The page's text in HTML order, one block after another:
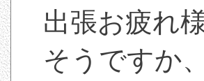
出張お疲れ
そうですか